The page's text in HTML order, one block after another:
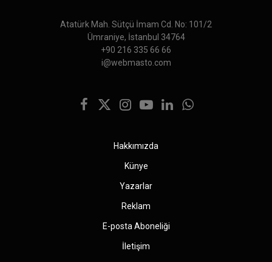
Atatürk Mah. Sütçü İmam Cd. No: 101/2
Ümraniye, İstanbul 34764
+90 216 335 66 66
i@webmasto.com
Facebook
X
Instagram
YouTubeLinkedInWhatsApp
Hakkımızda
Künye
Yazarlar
Reklam
E-posta Aboneliği
İletişim